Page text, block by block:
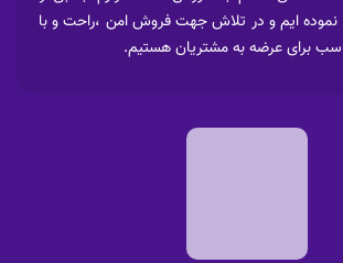
موبایل از سال 1401 نموده ایم و در تلاش جهت فروش امن ،راحت و با
برای عرضه به مشتریان هستیم.